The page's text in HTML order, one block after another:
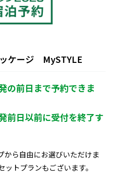
ケージ MySTYLE
前日まで予約できま
前日以前に受付を終了す
ら自由にお選びいただけま
トプランもございます。